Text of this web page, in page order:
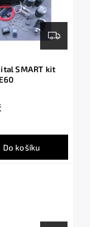
SMART kit
Do košíku